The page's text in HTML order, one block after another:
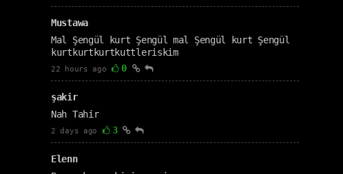
Mustawa
Mal Şengül kurt Şengül mal Şengül kurt Şengül
kurtkurtkurtkuttleriskim
22 hours ago 0
şakir
Nah Tahir
2 days ago 3
Elenn